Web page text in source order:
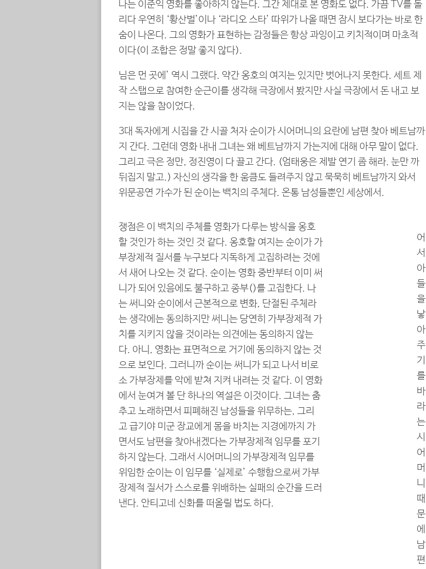
나는 이준익 영화를 좋아하지 않는다. 그간 제대로 본 영화도 없다. 가끔 TV를 돌
리다 우연히 ‘황산벌’이나 ‘라디오 스타’ 따위가 나올 때면 잠시 보다가는 바로 한
숨이 나온다. 그의 영화가 표현하는 감정들은 항상 과잉이고 키치적이며 마초적
이다(이 조합은 정말 좋지 않다).
님은 먼 곳에’ 역시 그랬다. 약간 옹호의 여지는 있지만 벗어나지 못한다. 세트 제
작 스탭으로 참여한 순근이를 생각해 극장에서 봤지만 사실 극장에서 돈 내고 보
지는 않을 참이었다.
3대 독자에게 시집을 간 시골 처자 순이가 시어머니의 요란에 남편 찾아 베트남까
지 간다. 그런데 영화 내내 그녀는 왜 베트남까지 가는지에 대해 아무 말이 없다.
그리고 극은 정만, 정진영이 다 끌고 간다. (엄태웅은 제발 연기 좀 해라. 눈만 까
뒤집지 말고.) 자신의 생각을 한 움큼도 들려주지 않고 묵묵히 베트남까지 와서
위문공연 가수가 된 순이는 백치의 주체다. 온통 남성들뿐인 세상에서.
쟁점은 이 백치의 주체를 영화가 다루는 방식을 옹호
할 것인가 하는 것인 것 같다. 옹호할 여지는 순이가 가
부장제적 질서를 누구보다 지독하게 고집하려는 것에
서 새어 나오는 것 같다. 순이는 영화 중반부터 이미 써
니가 되어 있음에도 불구하고 종부(從夫)를 고집한다. 나
는 써니와 순이에서 근본적으로 변화, 단절된 주체라
는 생각에는 동의하지만 써니는 당연히 가부장제적 가
치를 지키지 않을 것이라는 의견에는 동의하지 않는
다. 아니, 영화는 표면적으로 거기에 동의하지 않는 것
으로 보인다. 그러니까 순이는 써니가 되고 나서 비로
소 가부장제를 악에 받쳐 지켜 내려는 것 같다. 이 영화
에서 눈여겨 볼 단 하나의 역설은 이것이다. 그녀는 춤
추고 노래하면서 피폐해진 남성들을 위무하는, 그리
고 급기야 미군 장교에게 몸을 바치는 지경에까지 가
면서도 남편을 찾아내겠다는 가부장제적 임무를 포기
하지 않는다. 그래서 시어머니의 가부장제적 임무를
위임한 순이는 이 임무를 ‘실제로’ 수행함으로써 가부
장제적 질서가 스스로를 위배하는 실패의 순간을 드러
낸다. 안티고네 신화를 떠올릴 법도 하다.
어
서
아
들
을
낳
아
주
기
를
바
라
는
시
어
머
니
때
문
에
남
편